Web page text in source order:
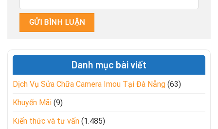
Danh mục bài viết
Dịch Vụ Sửa Chữa Camera Imou Tại Đà Nẵng (63)
Khuyến Mãi (9)
Kiến thức và tư vấn (1.485)